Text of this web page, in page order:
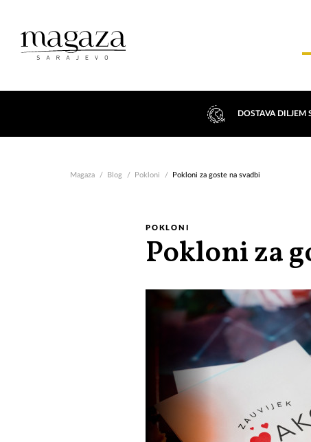
DOSTAVA DILJEM
Magaza Blog Pokloni Pokloni za goste na svadbi
POKLONI
Pokloni za